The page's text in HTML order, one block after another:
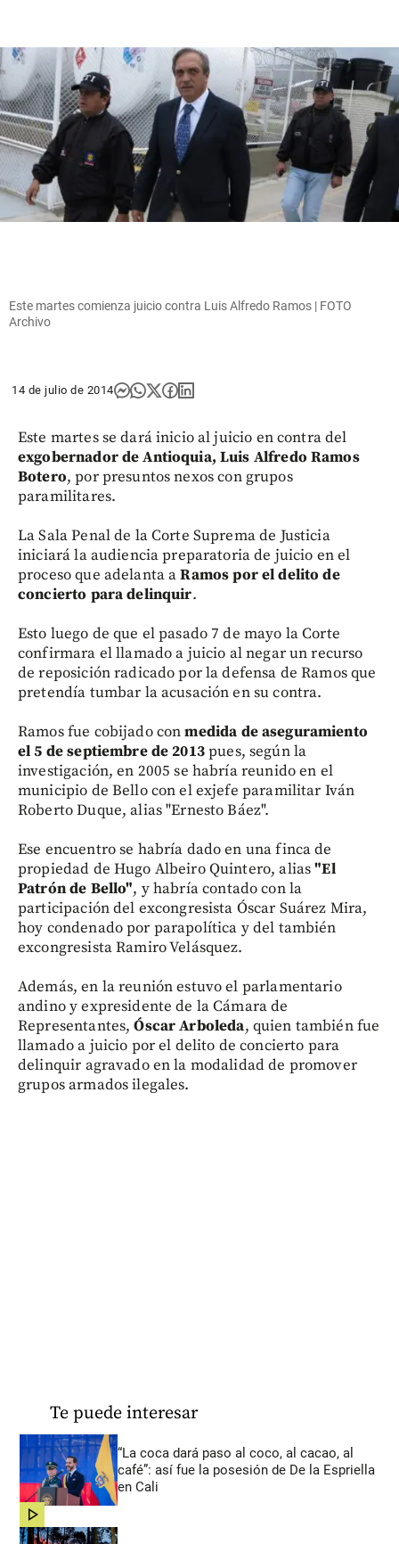
Este martes comienza juicio contra Luis Alfredo Ramos | FOTO
Archivo
14 de julio de 2014
Este martes se dará inicio al juicio en contra del
exgobernador de Antioquia, Luis Alfredo Ramos
Botero, por presuntos nexos con grupos
paramilitares.
La Sala Penal de la Corte Suprema de Justicia
iniciará la audiencia preparatoria de juicio en el
proceso que adelanta aRamos por el delito de
concierto para delinquir.
Esto luego de que el pasado 7 de mayo la Corte
confirmara el llamado a juicio al negar un recurso
de reposición radicado por la defensa de Ramos que
pretendía tumbar la acusación en su contra.
Ramos fue cobijado conmedida de aseguramiento
el 5 de septiembre de 2013pues, según la
investigación, en 2005 se habría reunido en el
municipio de Bello con el exjefe paramilitar Iván
Roberto Duque, alias "Ernesto Báez".
Ese encuentro se habría dado en una finca de
propiedad de Hugo Albeiro Quintero, alias"El
Patrón de Bello", y habría contado con la
participación del excongresista Óscar Suárez Mira,
hoy condenado por parapolítica y del también
excongresista Ramiro Velásquez.
Además, en la reunión estuvo el parlamentario
andino y expresidente de la Cámara de
Representantes,Óscar Arboleda, quien también fue
llamado a juicio por el delito de concierto para
delinquir agravado en la modalidad de promover
grupos armados ilegales.
Te puede interesar
“La coca dará paso al coco, al cacao, al
café”: así fue la posesión de De la Espriella
en Cali
share